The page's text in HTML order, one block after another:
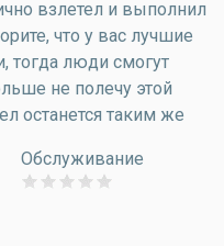
взлетел и выполнил
что у вас лучшие
тогда люди смогут
не полечу этой
останется таким же
Обслуживание